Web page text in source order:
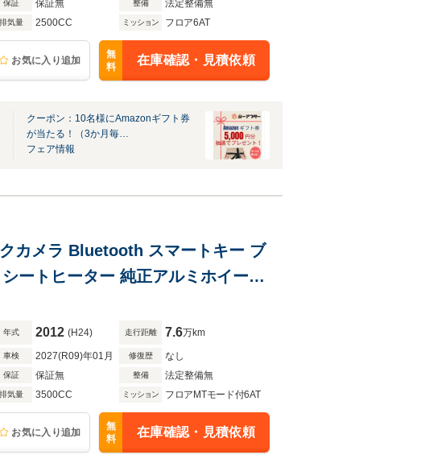
保証 保証無 整備 法定整備無
排気量 2500CC ミッション フロア6AT
お気に入り追加
無
料
在庫確認・見積依頼
クーポン：10名様にAmazonギフト券
が当たる！（3か月毎…
フェア情報
カメラ Bluetooth スマートキー ブ
ートヒーター 純正アルミホイール
年式 2012 (H24) 走行距離 7.6万km
車検 2027(R09)年01月 修復歴 なし
保証 保証無 整備 法定整備無
排気量 3500CC ミッション フロアMTモード付6AT
お気に入り追加
無
料
在庫確認・見積依頼